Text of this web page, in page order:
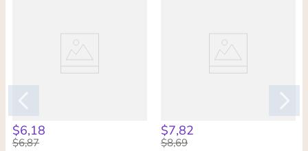
$6,18
$6,87
$7,82
$8,69